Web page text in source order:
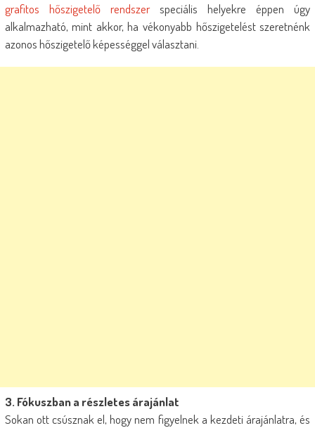
grafitos hőszigetelő rendszerspeciális helyekre éppen úgy
alkalmazható, mint akkor, ha vékonyabb hőszigetelést szeretnénk
azonos hőszigetelő képességgel választani.
3. Fókuszban a részletes árajánlat
Sokan ott csúsznak el, hogy nem figyelnek a kezdeti árajánlatra, és